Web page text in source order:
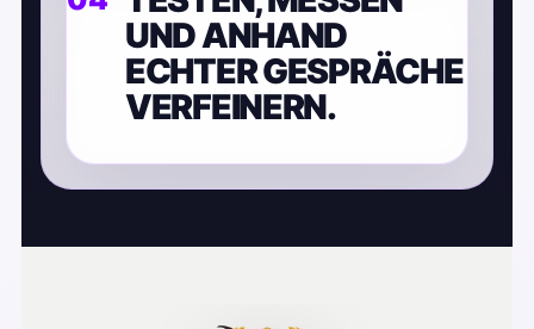
UND ANHAND
ECHTER GESPRÄCHE
VERFEINERN.